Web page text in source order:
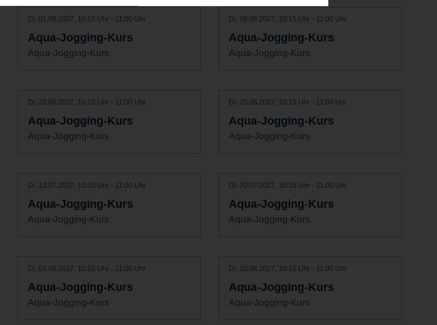
Di. 01.06.2027, 10:15 Uhr - 11:00 Uhr
Aqua-Jogging-Kurs
Aqua-Jogging-Kurs
Di. 08.06.2027, 10:15 Uhr - 11:00 Uhr
Aqua-Jogging-Kurs
Aqua-Jogging-Kurs
Di. 22.06.2027, 10:15 Uhr - 11:00 Uhr
Aqua-Jogging-Kurs
Aqua-Jogging-Kurs
Di. 29.06.2027, 10:15 Uhr - 11:00 Uhr
Aqua-Jogging-Kurs
Aqua-Jogging-Kurs
Di. 13.07.2027, 10:15 Uhr - 11:00 Uhr
Aqua-Jogging-Kurs
Aqua-Jogging-Kurs
Di. 20.07.2027, 10:15 Uhr - 11:00 Uhr
Aqua-Jogging-Kurs
Aqua-Jogging-Kurs
Di. 03.08.2027, 10:15 Uhr - 11:00 Uhr
Aqua-Jogging-Kurs
Aqua-Jogging-Kurs
Di. 10.08.2027, 10:15 Uhr - 11:00 Uhr
Aqua-Jogging-Kurs
Aqua-Jogging-Kurs